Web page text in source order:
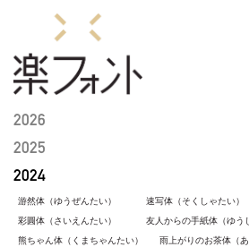
2026
2025
2024
游然体（ゆうぜんたい） 速写体（そくしゃたい）
彩圓体（さいえんたい） 友人からの手紙体（ゆう
熊ちゃん体（くまちゃんたい） 雨上がりのお茶体（